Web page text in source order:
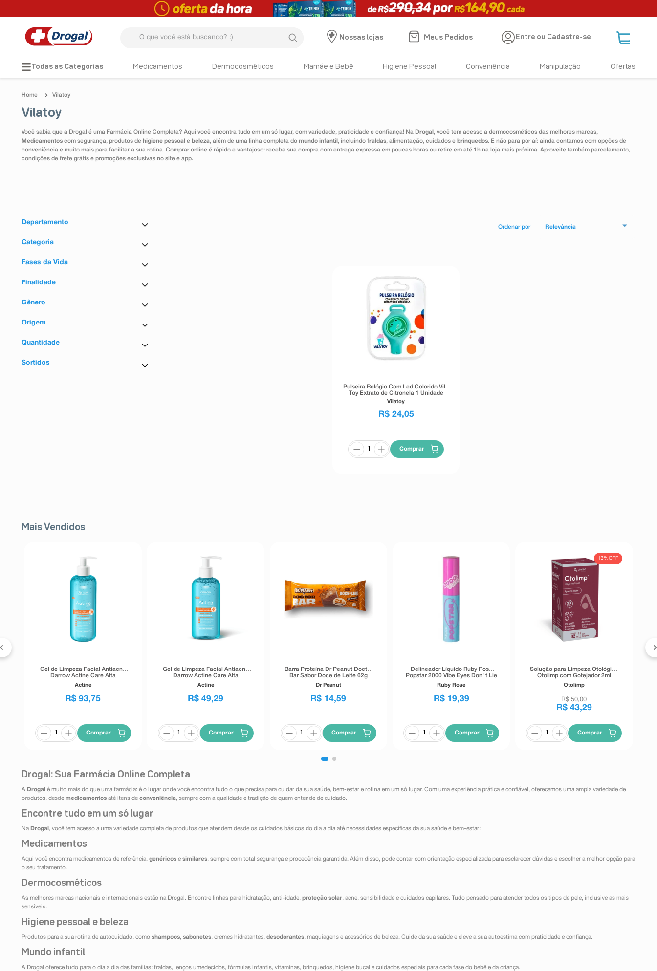
Nossas lojas
Meus Pedidos Entre ou Cadastre-se
Medicamentos Dermocosméticos Mamãe e Bebê Higiene Pessoal Conveniência Manipulação Ofertas
Vilatoy
Vilatoy
Você sabia que a Drogal é uma Farmácia Online Completa? Aqui você encontra tudo em um só lugar, com variedade, praticidade e confiança! Na Drogal , você tem acesso a dermocosméticos das melhores marcas,
Medicamentos com segurança, produtos de higiene pessoal e beleza, além de uma linha completa do mundo infantil , incluindo fraldas, alimentação, cuidados e brinquedos. E não para por aí: ainda contamos com opções de
conveniência e muito mais para facilitar a sua rotina. Comprar online é rápido e vantajoso: receba sua compra com entrega expressa em poucas horas ou retire em até 1h na loja mais próxima. Aproveite também parcelamento,
condições de frete grátis e promoções exclusivas no site e app.
Departamento
Cuidados com a Pele
Categoria
Repelente
Fases da Vida
Infantil
Finalidade
Repelente
Gênero
Unissex
Origem
Nacional
Quantidade
1 Unidade
Sortidos
Relevância
Pulseira Relógio Com Led Colorido Vila
Toy Extrato de Citronela 1 Unidade
Vilatoy
R$ 24,05
Comprar
Mais Vendidos
Gel de Limpeza Facial Antiacne
Darrow Actine Care Alta
Tolerância 400g
Actine
R$ 93,75
Comprar
Gel de Limpeza Facial Antiacne
Darrow Actine Care Alta
Tolerância 140g
Actine
R$ 49,29
Comprar
Barra Proteína Dr Peanut Doctor
Bar Sabor Doce de Leite 62g
Dr Peanut
R$ 14,59
Comprar
Delineador Líquido Ruby Rose
Popstar 2000 Vibe Eyes Don' t Lie
Preto 5,5g
Ruby Rose
R$ 19,39
Comprar
13%OFF
Solução para Limpeza Otológica
Otolimp com Gotejador 2ml
Otolimp
R$ 50,00
R$ 43,29
Comprar
Drogal: Sua Farmácia Online Completa
A Drogal é muito mais do que uma farmácia: é o lugar onde você encontra tudo o que precisa para cuidar da sua saúde, bem-estar e rotina em um só lugar. Com uma experiência prática e confiável, oferecemos uma ampla variedade de
produtos, desde medicamentos até itens de conveniência, sempre com a qualidade e tradição de quem entende de cuidado.
Encontre tudo em um só lugar
Na Drogal , você tem acesso a uma variedade completa de produtos que atendem desde os cuidados básicos do dia a dia até necessidades específicas da sua saúde e bem-estar:
Medicamentos
Aqui você encontra medicamentos de referência, genéricos e similares, sempre com total segurança e procedência garantida. Além disso, pode contar com orientação especializada para esclarecer dúvidas e escolher a melhor opção para
o seu tratamento.
Dermocosméticos
As melhores marcas nacionais e internacionais estão na Drogal. Encontre linhas para hidratação, anti-idade, proteção solar, acne, sensibilidade e cuidados capilares. Tudo pensado para atender todos os tipos de pele, inclusive as mais
sensíveis.
Higiene pessoal e beleza
Produtos para a sua rotina de autocuidado, como shampoos, sabonetes, cremes hidratantes, desodorantes, maquiagens e acessórios de beleza. Cuide da sua saúde e eleve a sua autoestima com praticidade e confiança.
Mundo infantil
A Drogal oferece tudo para o dia a dia das famílias: fraldas, lenços umedecidos, fórmulas infantis, vitaminas, brinquedos, higiene bucal e cuidados especiais para cada fase do bebê e da criança.
TERMOS MAIS BUSCADOS
4º tadalafila
5º minoxidil